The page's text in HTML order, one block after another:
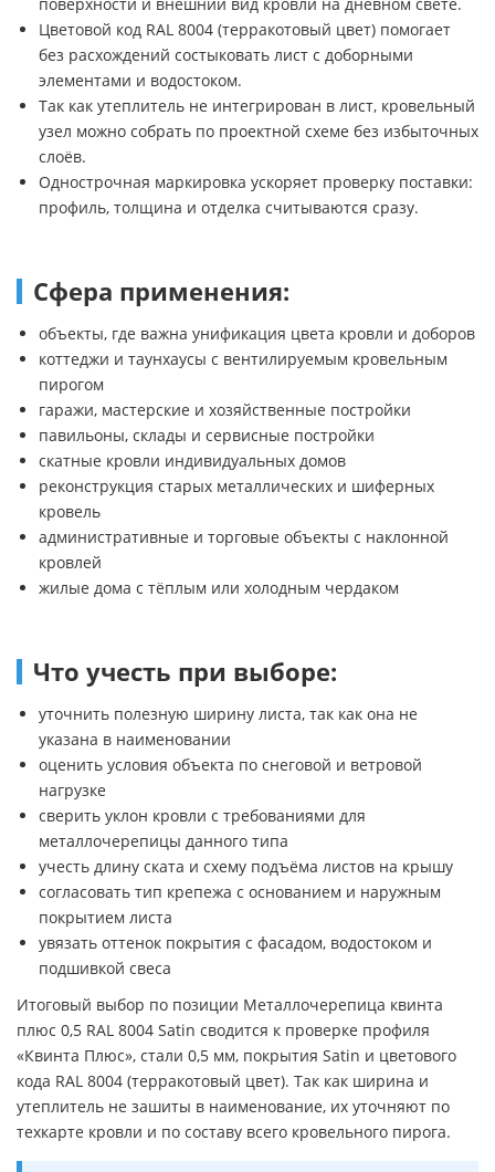
Цветовой код RAL 8004 (терракотовый цвет) помогает
без расхождений состыковать лист с доборными
элементами и водостоком.
Так как утеплитель не интегрирован в лист, кровельный
узел можно собрать по проектной схеме без избыточных
слоёв.
Однострочная маркировка ускоряет проверку поставки:
профиль, толщина и отделка считываются сразу.
Сфера применения:
объекты, где важна унификация цвета кровли и доборов
коттеджи и таунхаусы с вентилируемым кровельным
пирогом
гаражи, мастерские и хозяйственные постройки
павильоны, склады и сервисные постройки
скатные кровли индивидуальных домов
реконструкция старых металлических и шиферных
кровель
административные и торговые объекты с наклонной
кровлей
жилые дома с тёплым или холодным чердаком
Что учесть при выборе:
уточнить полезную ширину листа, так как она не
указана в наименовании
оценить условия объекта по снеговой и ветровой
нагрузке
сверить уклон кровли с требованиями для
металлочерепицы данного типа
учесть длину ската и схему подъёма листов на крышу
согласовать тип крепежа с основанием и наружным
покрытием листа
увязать оттенок покрытия с фасадом, водостоком и
подшивкой свеса
Итоговый выбор по позиции Металлочерепица квинта
плюс 0,5 RAL 8004 Satin сводится к проверке профиля
«Квинта Плюс», стали 0,5 мм, покрытия Satin и цветового
кода RAL 8004 (терракотовый цвет). Так как ширина и
утеплитель не зашиты в наименование, их уточняют по
техкарте кровли и по составу всего кровельного пирога.